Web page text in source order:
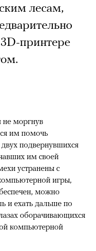
лесам,
принтере
не моргнув
им помочь
подвернувшихся
им своей
устранены с
игры,
можно
и ехать дальше по
оборачивающихся
компьютерной